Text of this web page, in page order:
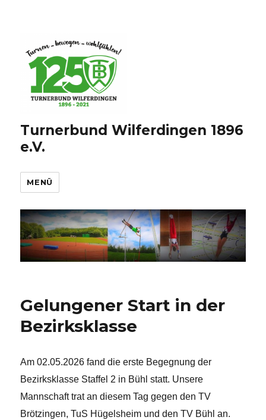
Turnerbund Wilferdingen 1896
e.V.
MENÜ
Gelungener Start in der
Bezirksklasse
Am 02.05.2026 fand die erste Begegnung der
Bezirksklasse Staffel 2 in Bühl statt. Unsere
Mannschaft trat an diesem Tag gegen den TV
Brötzingen, TuS Hügelsheim und den TV Bühl an.